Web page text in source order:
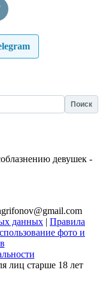
девушек -
данных | Правила
фото и
лиц старше 18 лет